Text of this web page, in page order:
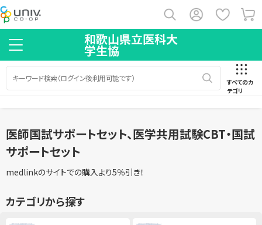
和歌山県立医科大
学生協
すべてのカ
テゴリ
医師国試サポートセット、医学共用試験CBT・国試
サポートセット
medlinkのサイトでの購入より5％引き！
カテゴリから探す